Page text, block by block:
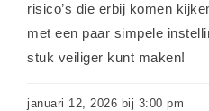
risico’s die erbij komen
met een paar simpele
stuk veiliger kunt maken!
januari 12, 2026 bij 3:00 pm